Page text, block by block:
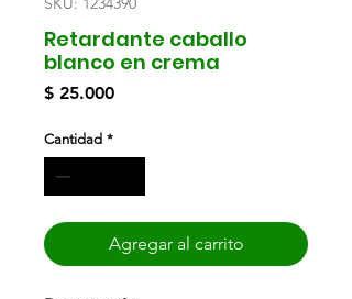
Retardante caballo
blanco en crema
$ 25.000Precio
Cantidad *
Agregar al carrito